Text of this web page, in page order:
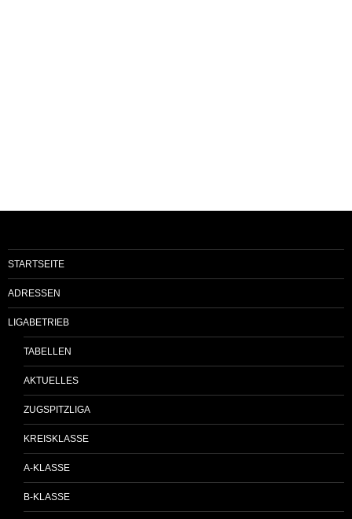
STARTSEITE
ADRESSEN
LIGABETRIEB
TABELLEN
AKTUELLES
ZUGSPITZLIGA
KREISKLASSE
A-KLASSE
B-KLASSE